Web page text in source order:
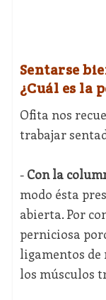
Sentarse
¿Cuál es la
Ofita nos
trabajar
- Con la
modo ésta
abierta. Por
perniciosa
ligamentos
los músculos